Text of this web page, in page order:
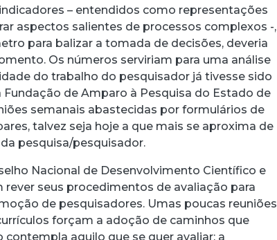
– entendidos como representações
aspectos salientes de processos complexos -,
para balizar a tomada de decisões, deveria
Os números serviriam para uma análise
do trabalho do pesquisador já tivesse sido
de Amparo à Pesquisa do Estado de
semanais abastecidas por formulários de
talvez seja hoje a que mais se aproxima de
pesquisa/pesquisador.
Nacional de Desenvolvimento Científico e
rever seus procedimentos de avaliação para
de pesquisadores. Umas poucas reuniões
forçam a adoção de caminhos que
aquilo que se quer avaliar: a